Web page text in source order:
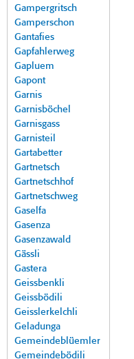
Gampergritsch
Gamperschon
Gantafies
Gapfahlerweg
Gapluem
Gapont
Garnis
Garnisböchel
Garnisgass
Garnisteil
Gartabetter
Gartnetsch
Gartnetschhof
Gartnetschweg
Gaselfa
Gasenza
Gasenzawald
Gässli
Gastera
Geissbenkli
Geissbödili
Geisslerkelchli
Geladunga
Gemeindeblüemler
Gemeindebödili